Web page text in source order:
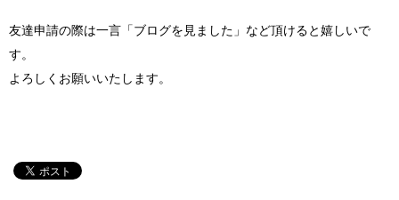
友達申請の際は一言「ブログを見ました」など頂けると嬉しいで
す。
よろしくお願いいたします。